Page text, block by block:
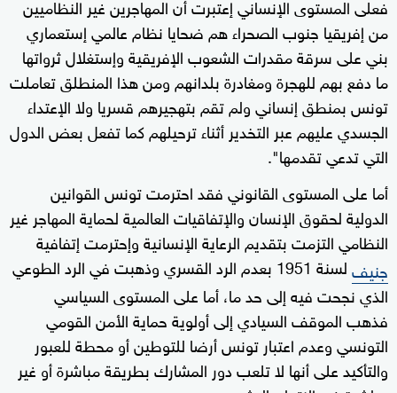
فعلى المستوى الإنساني إعتبرت أن المهاجرين غير النظاميين
من إفريقيا جنوب الصحراء هم ضحايا نظام عالمي إستعماري
بني على سرقة مقدرات الشعوب الإفريقية وإستغلال ثرواتها
ما دفع بهم للهجرة ومغادرة بلدانهم ومن هذا المنطلق تعاملت
تونس بمنطق إنساني ولم تقم بتهجيرهم قسريا ولا الإعتداء
الجسدي عليهم عبر التخدير أثناء ترحيلهم كما تفعل بعض الدول
التي تدعي تقدمها".
أما على المستوى القانوني فقد احترمت تونس القوانين
الدولية لحقوق الإنسان والإتفاقيات العالمية لحماية المهاجر غير
النظامي التزمت بتقديم الرعاية الإنسانية وإحترمت إتفافية
جنيف
لسنة 1951 بعدم الرد القسري وذهبت في الرد الطوعي
الذي نجحت فيه إلى حد ما، أما على المستوى السياسي
فذهب الموقف السيادي إلى أولوية حماية الأمن القومي
التونسي وعدم اعتبار تونس أرضا للتوطين أو محطة للعبور
والتأكيد على أنها لا تلعب دور المشارك بطريقة مباشرة أو غير